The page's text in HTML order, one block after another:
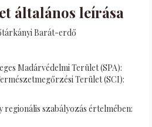
általános leírása
Barát-erdő
Madárvédelmi Terület (SPA):
Terület (SCI):
regionális szabályozás értelmében: